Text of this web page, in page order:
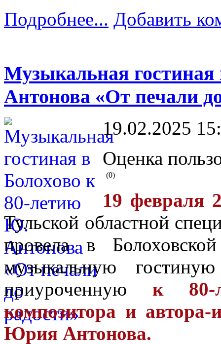
Подробнее... Добавить
Музыкальная
Антонова «От печали
19.02.2025
Оценка
(0)
19 февраля
Тульской областной
провела в
музыкальную
приуроченную к 80-
композитора и автора-
Юрия Антонова.